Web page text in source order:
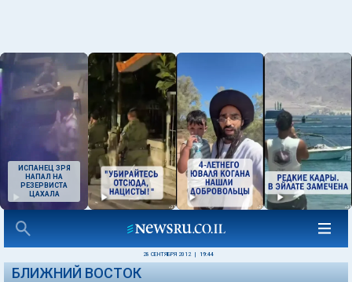
ИСПАНЕЦ ЗРЯ
НАПАЛ НА
РЕЗЕРВИСТА
ЦАХАЛА
28 СЕНТЯБРЯ 2012 19:44
БЛИЖНИЙ ВОСТОК